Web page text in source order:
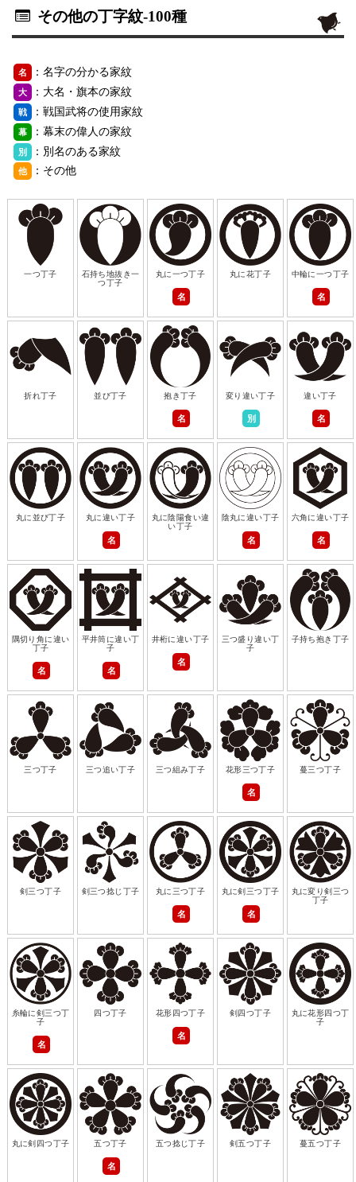
その他の丁字紋-100種
名 ：名字の分かる家紋
大 ：大名・旗本の家紋
戦 ：戦国武将の使用家紋
幕 ：幕末の偉人の家紋
別 ：別名のある家紋
他 ：その他
一つ丁子
石持ち地抜き一
つ丁子
丸に一つ丁子
名
丸に花丁子 中輪に一つ丁子
名
折れ丁子 並び丁子 抱き丁子
名
変り違い丁子
別
違い丁子
名
丸に並び丁子 丸に違い丁子
名
丸に陰陽食い違
い丁子
陰丸に違い丁子
名
六角に違い丁子
名
隅切り角に違い
丁子
名
平井筒に違い丁
子
名
井桁に違い丁子
名
三つ盛り違い丁
子
子持ち抱き丁子
三つ丁子 三つ追い丁子 三つ組み丁子 花形三つ丁子
名
蔓三つ丁子
剣三つ丁子 剣三つ捻じ丁子 丸に三つ丁子
名
丸に剣三つ丁子
名
丸に変り剣三つ
丁子
糸輪に剣三つ丁
子
名
四つ丁子 花形四つ丁子
名
剣四つ丁子
丸に花形四つ丁
子
丸に剣四つ丁子 五つ丁子
名
五つ捻じ丁子 剣五つ丁子 蔓五つ丁子